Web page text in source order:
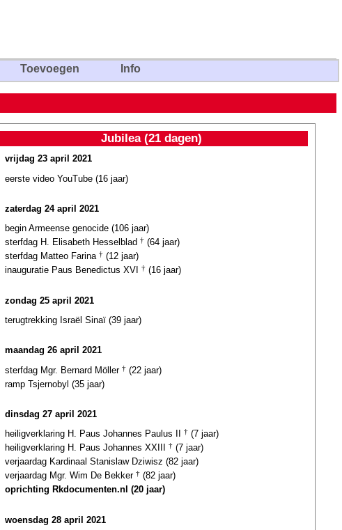
Toevoegen Info
Jubilea (21 dagen)
vrijdag 23 april 2021
eerste video YouTube (16 jaar)
zaterdag 24 april 2021
begin Armeense genocide (106 jaar)
sterfdag H. Elisabeth Hesselblad † (64 jaar)
sterfdag Matteo Farina † (12 jaar)
inauguratie Paus Benedictus XVI
† (16 jaar)
zondag 25 april 2021
terugtrekking Israël Sinaï (39 jaar)
maandag 26 april 2021
sterfdag Mgr. Bernard Möller † (22 jaar)
ramp Tsjernobyl (35 jaar)
dinsdag 27 april 2021
heiligverklaring H. Paus Johannes Paulus II
† (7 jaar)
heiligverklaring H. Paus Johannes XXIII
† (7 jaar)
verjaardag Kardinaal Stanislaw Dziwisz (82 jaar)
verjaardag Mgr. Wim De Bekker † (82 jaar)
oprichting Rkdocumenten.nl (20 jaar)
woensdag 28 april 2021